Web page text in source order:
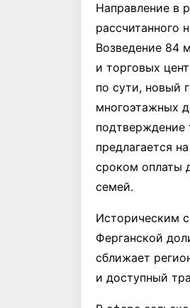
Направление в
рассчитанного
Возведение 84
и торговых
по сути, новый
многоэтажных
подтверждение
предлагается
сроком оплаты
семей.
Историческим
Ферганской
сближает
и доступный